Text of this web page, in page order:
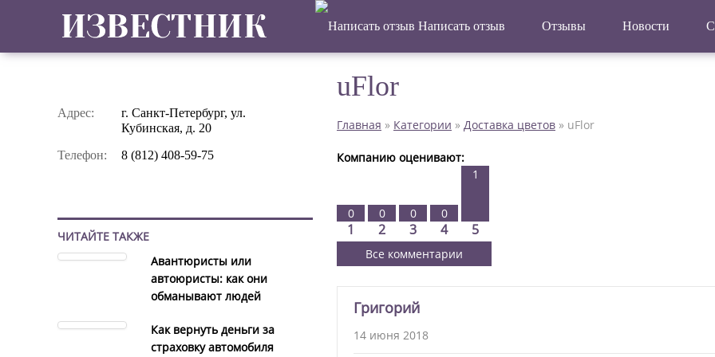
Написать отзыв Отзывы Новости
Адрес:
г. Санкт-Петербург, ул.
Кубинская, д. 20
Телефон:
8 (812) 408-59-75
ЧИТАЙТЕ ТАКЖЕ
Авантюристы или
автоюристы: как они
обманывают людей
Как вернуть деньги за
страховку автомобиля
uFlor
Главная » Категории » Доставка цветов » uFlor
Компанию оценивают:
0
1
0
2
0
3
0
4
1
5
Все комментарии
Григорий
14 июня 2018